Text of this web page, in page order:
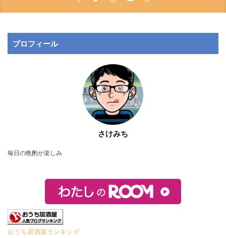
プロフィール
さけみち
毎日の晩酌が楽しみ
おうち居酒屋ランキング